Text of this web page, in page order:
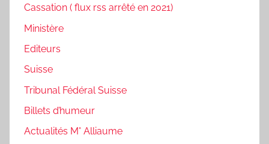
Cassation ( flux rss arrêté en 2021)
Ministère
Editeurs
Suisse
Tribunal Fédéral Suisse
Billets d’humeur
Actualités M° Alliaume